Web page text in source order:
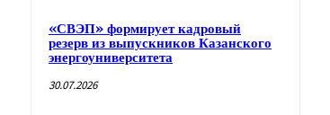
«СВЭП» формирует кадровый
резерв из выпускников Казанского
энергоуниверситета
30.07.2026